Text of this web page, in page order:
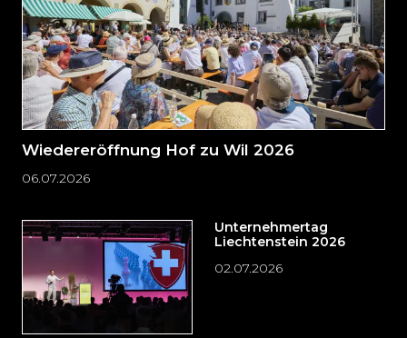
Wiedereröffnung Hof zu Wil 2026
06.07.2026
Unternehmertag
Liechtenstein 2026
02.07.2026